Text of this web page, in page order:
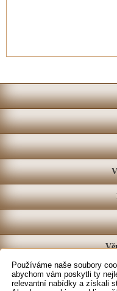
Používáme naše soubory
abychom vám poskytli ty
relevantní nabídky a získali